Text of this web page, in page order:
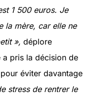
1 500 euros. Je
la mère, car elle ne
», déplore
a pris la décision de
éviter davantage
stress de rentrer le